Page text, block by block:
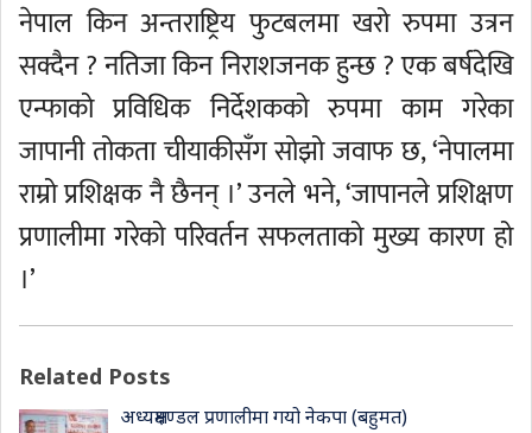
नेपाल किन अन्तराष्ट्रिय फुटबलमा खरो रुपमा उत्रन
सक्दैन ? नतिजा किन निराशजनक हुन्छ ? एक बर्षदेखि
एन्फाको प्रविधिक निर्देशकको रुपमा काम गरेका
जापानी तोकता चीयाकीसँग सोझो जवाफ छ, ‘नेपालमा
राम्रो प्रशिक्षक नै छैनन् ।’ उनले भने, ‘जापानले प्रशिक्षण
प्रणालीमा गरेको परिवर्तन सफलताको मुख्य कारण हो
।’
Related Posts
अध्यक्षमण्डल प्रणालीमा गयो नेकपा (बहुमत)